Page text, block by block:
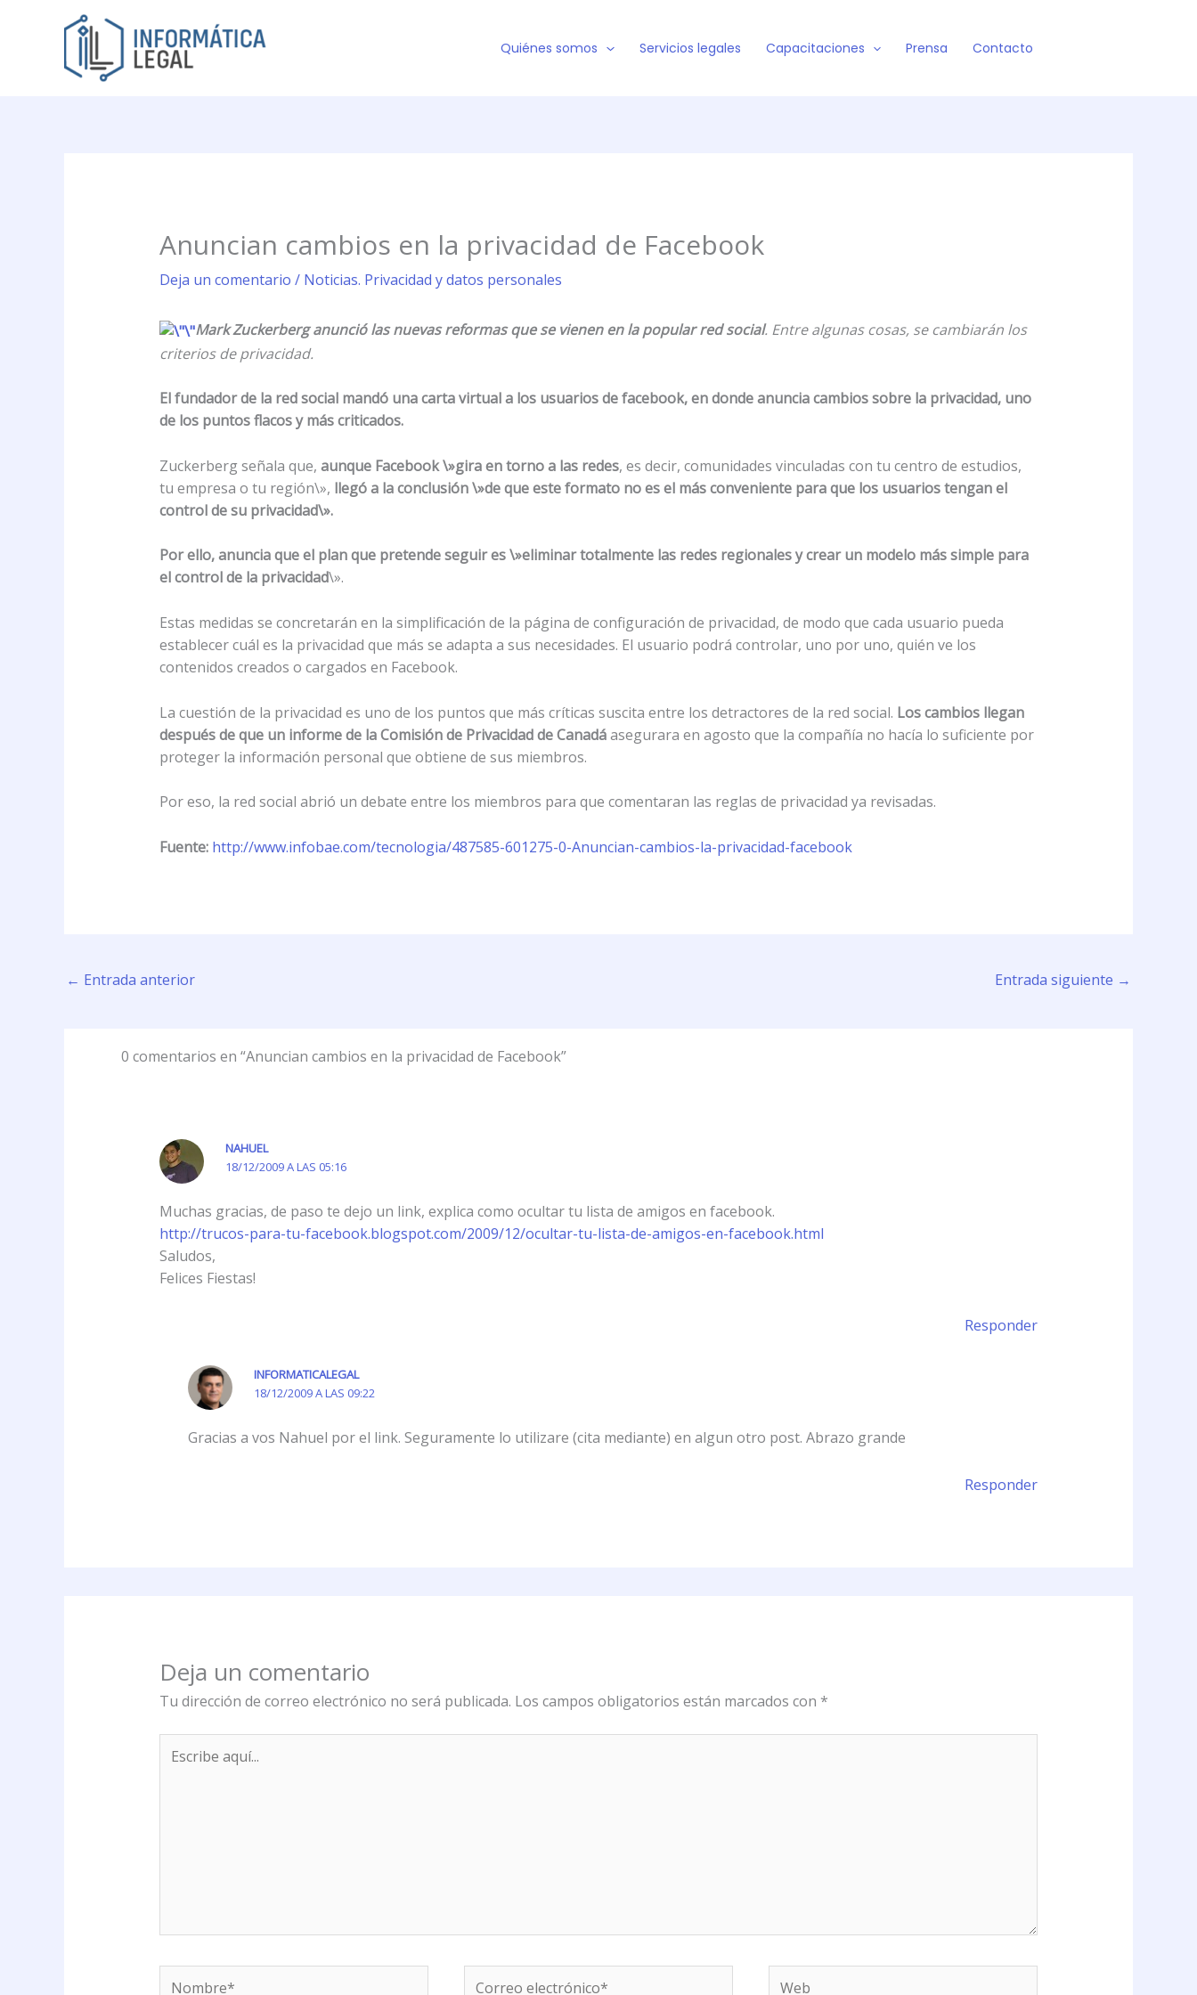
Quiénes somos Servicios legales Capacitaciones Prensa Contacto
Anuncian cambios en la privacidad de Facebook
Deja un comentario / Noticias. Privacidad y datos personales
Mark Zuckerberg anunció las nuevas reformas que se vienen en la popular red social. Entre algunas cosas, se cambiarán los
criterios de privacidad.
El fundador de la red social mandó una carta virtual a los usuarios de facebook, en donde anuncia cambios sobre la privacidad, uno
de los puntos flacos y más criticados.
Zuckerberg señala que, aunque Facebook \»gira en torno a las redes, es decir, comunidades vinculadas con tu centro de estudios,
tu empresa o tu región\», llegó a la conclusión \»de que este formato no es el más conveniente para que los usuarios tengan el
control de su privacidad\».
Por ello, anuncia que el plan que pretende seguir es \»eliminar totalmente las redes regionales y crear un modelo más simple para
el control de la privacidad\».
Estas medidas se concretarán en la simplificación de la página de configuración de privacidad, de modo que cada usuario pueda
establecer cuál es la privacidad que más se adapta a sus necesidades. El usuario podrá controlar, uno por uno, quién ve los
contenidos creados o cargados en Facebook.
La cuestión de la privacidad es uno de los puntos que más críticas suscita entre los detractores de la red social. Los cambios llegan
después de que un informe de la Comisión de Privacidad de Canadáasegurara en agosto que la compañía no hacía lo suficiente por
proteger la información personal que obtiene de sus miembros.
Por eso, la red social abrió un debate entre los miembros para que comentaran las reglas de privacidad ya revisadas.
Fuente: http://www.infobae.com/tecnologia/487585-601275-0-Anuncian-cambios-la-privacidad-facebook
← Entrada anterior Entrada siguiente →
0 comentarios en “Anuncian cambios en la privacidad de Facebook”
NAHUEL
18/12/2009 A LAS 05:16
Muchas gracias, de paso te dejo un link, explica como ocultar tu lista de amigos en facebook.
http://trucos-para-tu-facebook.blogspot.com/2009/12/ocultar-tu-lista-de-amigos-en-facebook.html
Saludos,
Felices Fiestas!
Responder
INFORMATICALEGAL
18/12/2009 A LAS 09:22
Gracias a vos Nahuel por el link. Seguramente lo utilizare (cita mediante) en algun otro post. Abrazo grande
Responder
Deja un comentario
Tu dirección de correo electrónico no será publicada. Los campos obligatorios están marcados con *
aquí...